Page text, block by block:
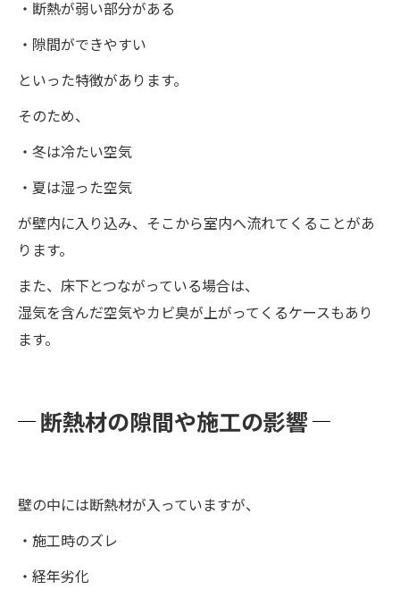
・断熱が弱い部分がある
・隙間ができやすい
といった特徴があります。
そのため、
・冬は冷たい空気
・夏は湿った空気
が壁内に入り込み、そこから室内へ流れてくることがあ
ります。
また、床下とつながっている場合は、
湿気を含んだ空気やカビ臭が上がってくるケースもあり
ます。
断熱材の隙間や施工の影響
壁の中には断熱材が入っていますが、
・施工時のズレ
・経年劣化